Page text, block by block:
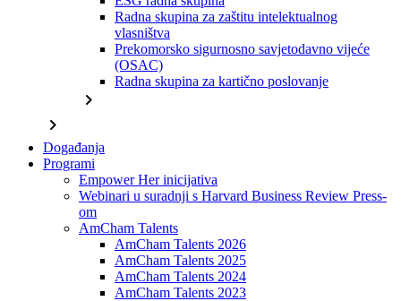
Radna skupina za zaštitu intelektualnog
vlasništva
Prekomorsko sigurnosno savjetodavno vijeće
(OSAC)
Radna skupina za kartično poslovanje
chevron_right
chevron_right
Događanja
Programi
Empower Her inicijativa
Webinari u suradnji s Harvard Business Review Press-
om
AmCham Talents
AmCham Talents 2026
AmCham Talents 2025
AmCham Talents 2024
AmCham Talents 2023